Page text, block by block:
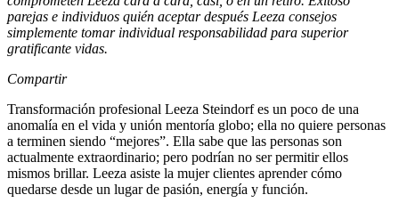
Mejor
Comprender
Ellos
&
Generar
Cumplir
Relaciones
08/10/2023
parejas e individuos quién aceptar después Leeza consejos
simplemente tomar individual responsabilidad para superior
gratificante vidas.
Compartir
Transformación profesional Leeza Steindorf es un poco de una
anomalía en el vida y unión mentoría globo; ella no quiere personas
a terminen siendo “mejores”. Ella sabe que las personas son
actualmente extraordinario; pero podrían no ser permitir ellos
mismos brillar. Leeza asiste la mujer clientes aprender cómo
quedarse desde un lugar de pasión, energía y función.